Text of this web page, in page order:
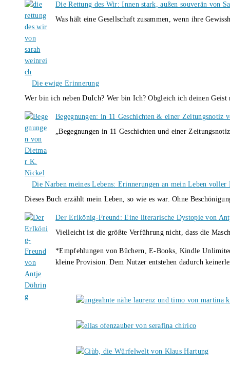
Die Rettung des Wir: Innen stark, außen souverän von
Was hält eine Gesellschaft zusammen, wenn ihre
Die ewige Erinnerung
Wer bin ich neben DuIch? Wer bin Ich? Obgleich ich deinen
Begegnungen: in 11 Geschichten & einer Zeitungsnotiz
„Begegnungen in 11 Geschichten und einer
Die Narben meines Lebens: Erinnerungen an mein Leben
Dieses Buch erzählt mein Leben, so wie es war. Ohne
Der Erlkönig-Freund: Eine literarische Dystopie von
Vielleicht ist die größte Verführung nicht, dass die
*Empfehlungen von Büchern, E-Books, Kindle
kleine Provision. Dem Nutzer entstehen dadurch